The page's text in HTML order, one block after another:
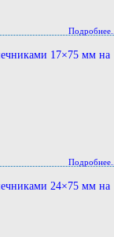
Подробнее...
17×75 мм на
Подробнее...
24×75 мм на